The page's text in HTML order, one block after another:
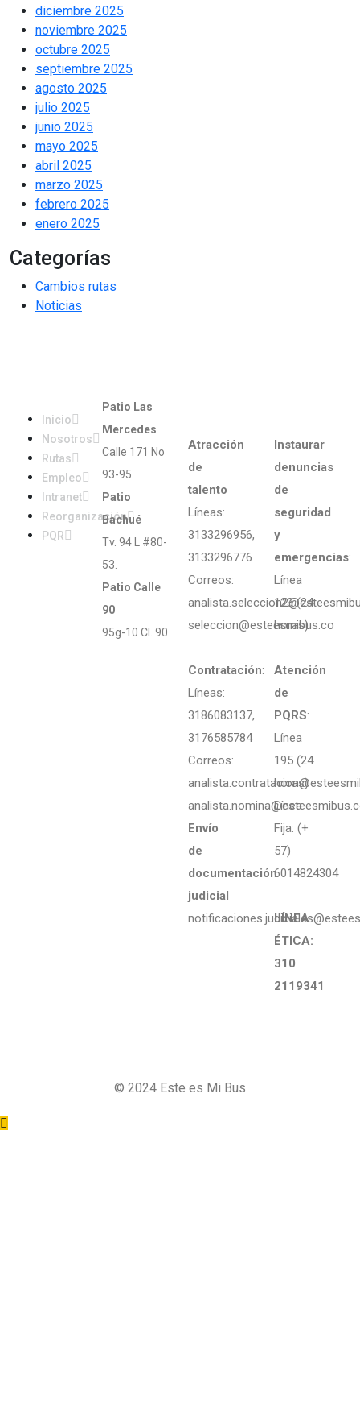
diciembre 2025
noviembre 2025
octubre 2025
septiembre 2025
agosto 2025
julio 2025
junio 2025
mayo 2025
abril 2025
marzo 2025
febrero 2025
enero 2025
Categorías
Cambios rutas
Noticias
Inicio
Nosotros
Rutas
Empleo
Intranet
Reorganización
PQR
Patio Las
Mercedes
Calle 171 No
93-95.
Patio
Bachué
Tv. 94 L #80-
53.
Patio Calle
90
95g-10 Cl. 90
Atracción
de
talento
Líneas:
3133296956,
3133296776
Correos:
seleccion@esteesmibus.co
Contratación:
Líneas:
3186083137,
3176585784
Correos:
Envío
de
documentación
judicial
Instaurar
denuncias
de
seguridad
y
emergencias:
Línea
123 (24
horas)
Atención
de
PQRS:
Línea
195 (24
horas)
Línea
Fija: (+
57)
6014824304
LÍNEA
ÉTICA:
310
2119341
© 2024 Este es Mi Bus